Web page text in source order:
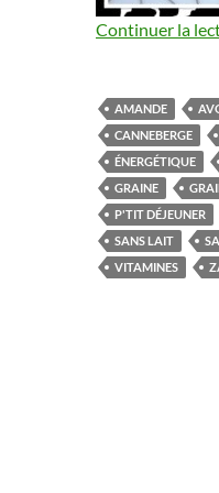
Continuer la
AMANDE
CANNEBERGE
ÉNERGÉTIQUE
GRAINE
P'TIT DÉJEUNER
SANS LAIT
VITAMINES